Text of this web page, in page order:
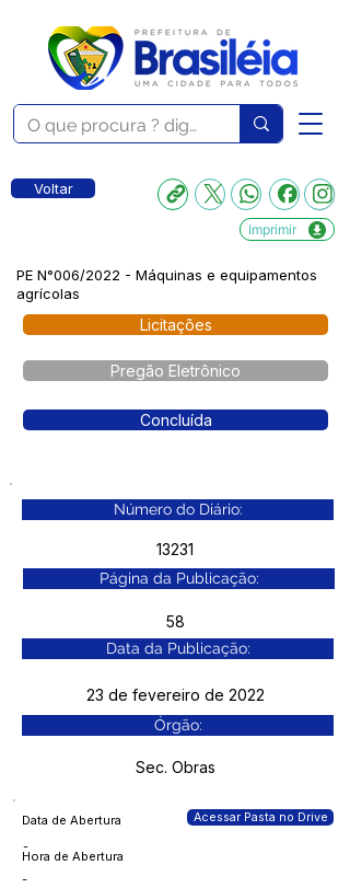
Voltar
Imprimir
PE N°006/2022 - Máquinas e equipamentos
agrícolas
Licitações
Pregão Eletrônico
Concluída
Número do Diário:
13231
Página da Publicação:
58
Data da Publicação:
23 de fevereiro de 2022
Órgão:
Sec. Obras
Data de Abertura
-
Hora de Abertura
-
Acessar Pasta no Drive